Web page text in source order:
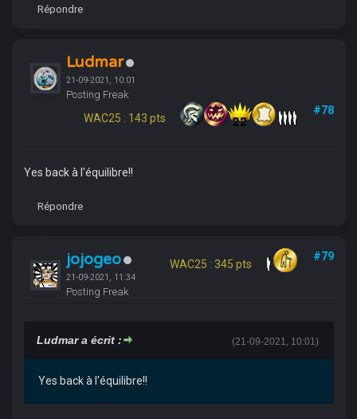
Répondre
Ludmar
21-09-2021, 10:01
Posting Freak
WAC25 : 143 pts
#78
Yes back à l'équilibre!!
Répondre
jojogeo
21-09-2021, 11:34
Posting Freak
WAC25 : 345 pts
#79
(21-09-2021, 10:01)
Ludmar a écrit :
Yes back à l'équilibre!!